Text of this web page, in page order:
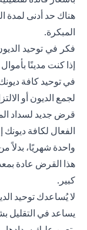
هناك حد أدنى لمدة
المبكرة.
فكر في توحيد
إذا كنت مدينًا
في توحيد كافة
لجمع الديون أو
قرض جديد لسداد
الفعال لكافة
واحدة شهريًا، بدلاً
هذا القرض عادة
كبير.
لا يُساعدك توحيد
يساعد في التقليل